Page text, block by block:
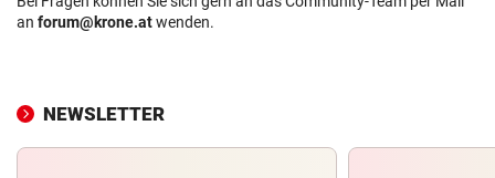
an forum@krone.atwenden.
NEWSLETTER